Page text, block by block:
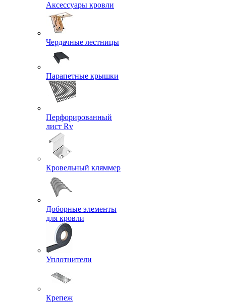
Аксессуары кровли
Чердачные лестницы
Парапетные крышки
Перфорированный
лист Rv
Кровельный кляммер
Доборные элементы
для кровли
Уплотнители
Крепеж